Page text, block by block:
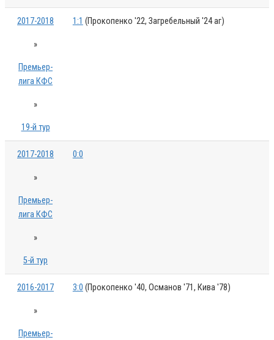
2017-2018
»
Премьер-
лига КФС
»
19-й тур
1:1 (Прокопенко '22, Загребельный '24 аг)
2017-2018
»
Премьер-
лига КФС
»
5-й тур
0:0
2016-2017
»
Премьер-
3:0 (Прокопенко '40, Османов '71, Кива '78)